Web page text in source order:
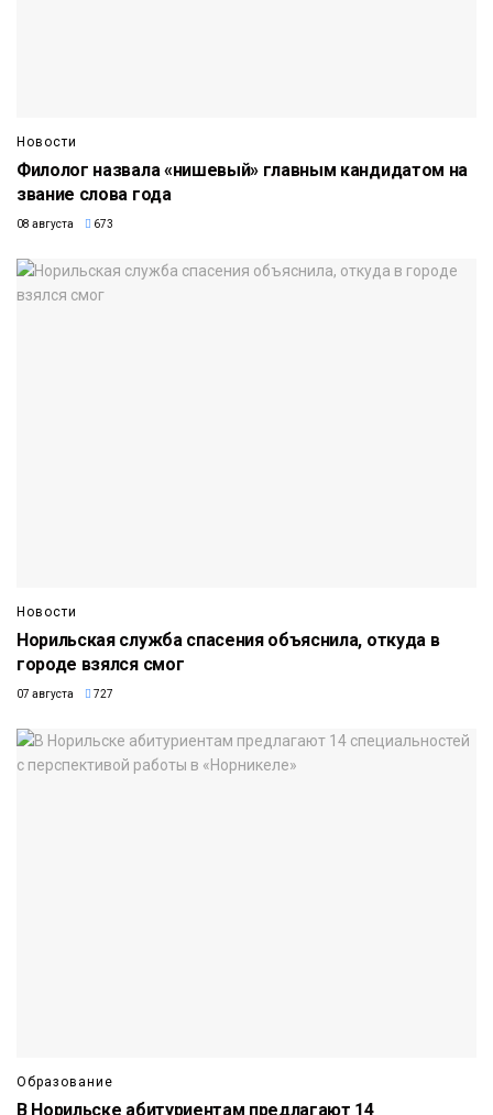
Новости
Филолог назвала «нишевый» главным кандидатом на
звание слова года
08 августа 673
Новости
Норильская служба спасения объяснила, откуда в
городе взялся смог
07 августа 727
Образование
В Норильске абитуриентам предлагают 14